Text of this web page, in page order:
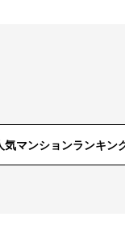
気マンションランキン